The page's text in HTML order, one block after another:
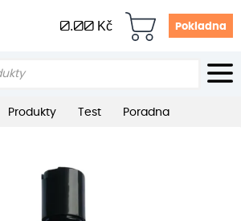
0.00 Kč Pokladna
Produkty Test Poradna